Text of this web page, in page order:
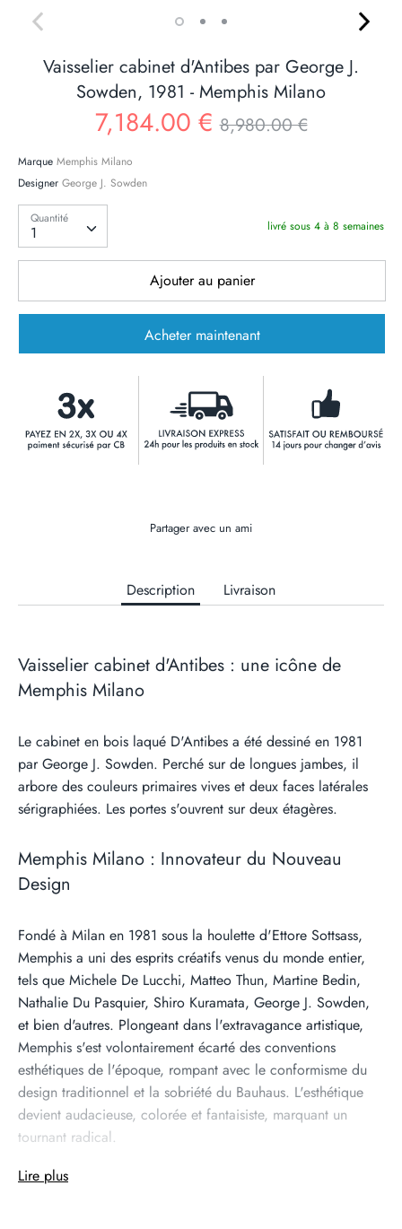
Vaisselier cabinet d'Antibes par George J.
Sowden, 1981 - Memphis Milano
7,184.00 €Prix
8,980.00 €
Marque Memphis Milano
Designer George J. Sowden
Quantité
1
Quantité livré sous 4 à 8 semaines
Ajouter au panier
Acheter maintenant
Partager avec un ami
Description Livraison
Vaisselier cabinet d'Antibes : une icône de
Memphis Milano
Le cabinet en bois laqué D'Antibes a été dessiné en 1981
par George J. Sowden. Perché sur de longues jambes, il
arbore des couleurs primaires vives et deux faces latérales
sérigraphiées. Les portes s'ouvrent sur deux étagères.
Memphis Milano : Innovateur du Nouveau
Design
Fondé à Milan en 1981 sous la houlette d'Ettore Sottsass,
Memphis a uni des esprits créatifs venus du monde entier,
tels que Michele De Lucchi, Matteo Thun, Martine Bedin,
Nathalie Du Pasquier, Shiro Kuramata, George J. Sowden,
et bien d'autres. Plongeant dans l'extravagance artistique,
Memphis s'est volontairement écarté des conventions
esthétiques de l'époque, rompant avec le conformisme du
design traditionnel et la sobriété du Bauhaus. L'esthétique
devient audacieuse, colorée et fantaisiste, marquant un
tournant radical.
George Sowden : Un visionnaire du design
Lire plus